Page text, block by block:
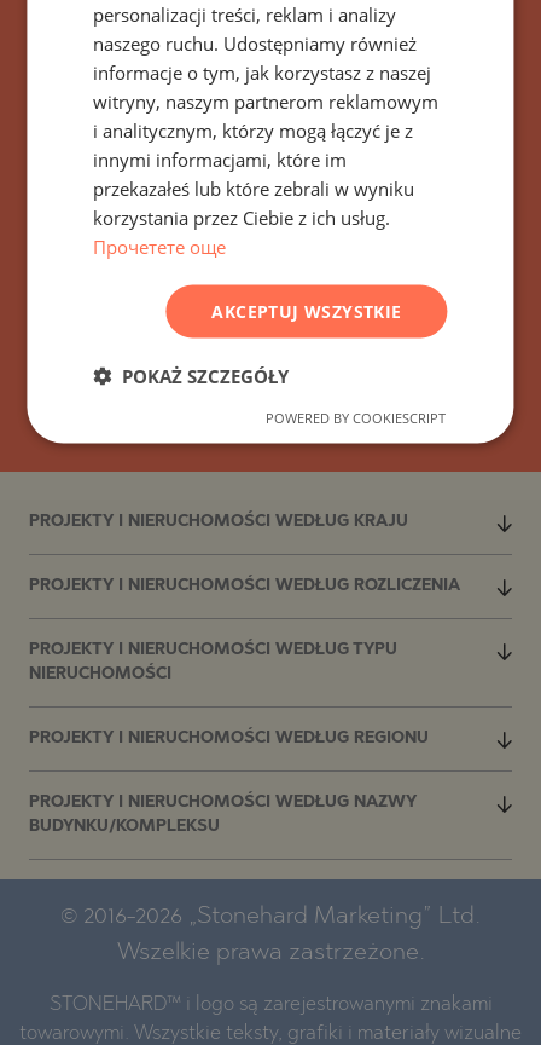
Zapisz się na wszystkie
wiadomości, aktualizacje
i nowe oferty dotyczące
budynku/kompleksu
Vineyards Panorama
Aheloy, Bułgaria
SUBSKRYBOWAĆ
PROJEKTY I NIERUCHOMOŚCI WEDŁUG KRAJU
PROJEKTY I NIERUCHOMOŚCI WEDŁUG ROZLICZENIA
PROJEKTY I NIERUCHOMOŚCI WEDŁUG TYPU
NIERUCHOMOŚCI
PROJEKTY I NIERUCHOMOŚCI WEDŁUG REGIONU
PROJEKTY I NIERUCHOMOŚCI WEDŁUG NAZWY
BUDYNKU/KOMPLEKSU
© 2016-2026 „Stonehard Marketing” Ltd.
Wszelkie prawa zastrzeżone.
STONEHARD™ i logo są zarejestrowanymi znakami
towarowymi. Wszystkie teksty, grafiki i materiały wizualne
GERMAN
FRENCH
ROMANIAN
personalizacji treści, reklam i analizy
naszego ruchu. Udostępniamy również
informacje o tym, jak korzystasz z naszej
witryny, naszym partnerom reklamowym
i analitycznym, którzy mogą łączyć je z
innymi informacjami, które im
przekazałeś lub które zebrali w wyniku
korzystania przez Ciebie z ich usług.
Прочетете още
AKCEPTUJ WSZYSTKIE
POKAŻ SZCZEGÓŁY
POWERED BY COOKIESCRIPT